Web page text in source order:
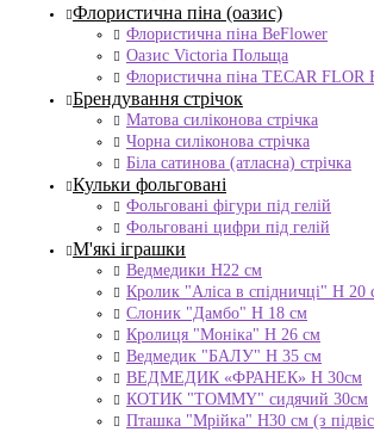
Флористична піна (оазис)
Флористична піна BeFlower
Оазис Victoria Польща
Флористична піна TECAR FLOR
Брендування стрічок
Матова силіконова стрічка
Чорна силіконова стрічка
Біла сатинова (атласна) стрічка
Кульки фольговані
Фольговані фігури під гелій
Фольговані цифри під гелій
М'які іграшки
Ведмедики H22 см
Кролик "Аліса в спідничці" Н 20
Слоник "Дамбо" Н 18 см
Кролиця "Моніка" Н 26 см
Ведмедик "БАЛУ" Н 35 см
ВЕДМЕДИК «ФРАНЕК» H 30см
КОТИК "ТОMMY" сидячий 30см
Пташка "Мрійка" Н30 см (з